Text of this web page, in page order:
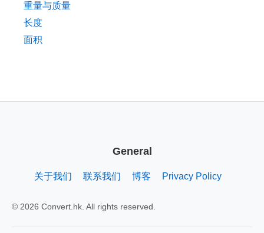
重量与质量
长度
面积
General
关于我们 联系我们 博客 Privacy Policy
© 2026 Convert.hk. All rights reserved.